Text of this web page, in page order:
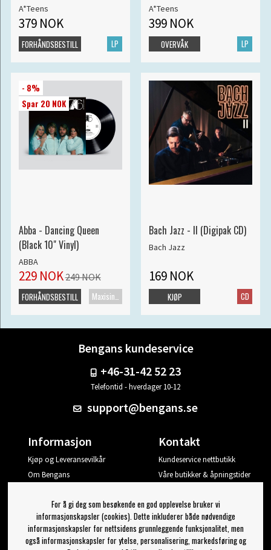
A*Teens
379 NOK
LP
FORHÅNDSBESTILL
A*Teens
399 NOK
LP
OVERVÅK
- 8%
Spar 20 NOK
Abba - Dancing Queen
(Black 10" Vinyl)
ABBA
229 NOK249 NOK
Maxisingel
FORHÅNDSBESTILL
Bach Jazz - II (Digipak CD)
Bach Jazz
169 NOK
CD
KJØP
Bengans kundeservice
+46-31-42 52 23
Telefontid - hverdager 10-12
support@bengans.se
Informasjon
Kjøp og Leveransevilkår
Om Bengans
Kontakt
Kundeservice nettbutikk
Våre butikker & åpningstider
Logg ut
Jeg vil ha tips fra Bengans
For å gi deg som besøkende en god opplevelse bruker vi
informasjonskapsler (cookies). Dette inkluderer både nødvendige
informasjonskapsler for nettsidens grunnleggende funksjonalitet, men
også informasjonskapsler for ytelse, personalisering, markedsføring og